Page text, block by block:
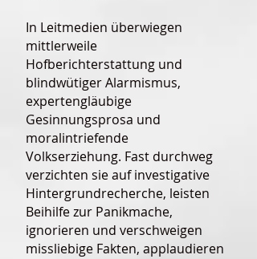
In Leitmedien überwiegen
mittlerweile
Hofberichterstattung und
blindwütiger Alarmismus,
expertengläubige
Gesinnungsprosa und
moralintriefende
Volkserziehung. Fast durchweg
verzichten sie auf investigative
Hintergrundrecherche, leisten
Beihilfe zur Panikmache,
ignorieren und verschweigen
missliebige Fakten, applaudieren